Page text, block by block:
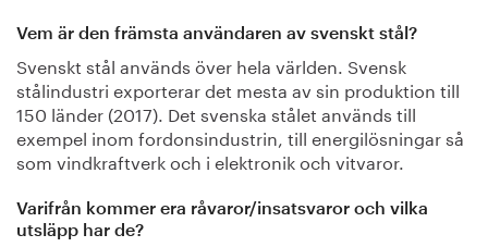
Vem är den främsta användaren av svenskt stål?
Svenskt stål används över hela världen. Svensk
stålindustri exporterar det mesta av sin produktion till
150 länder (2017). Det svenska stålet används till
exempel inom fordonsindustrin, till energilösningar så
som vindkraftverk och i elektronik och vitvaror.
Varifrån kommer era råvaror/insatsvaror och vilka
utsläpp har de?